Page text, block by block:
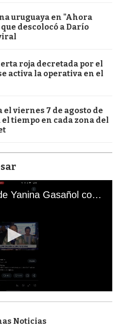
uruguaya en "Ahora
descolocó a Darío
roja decretada por el
activa la operativa en el
viernes 7 de agosto de
el tiempo en cada zona del
El mal momento de Yanina Gasañol con un hincha argentino en "Subrayado"
Noticias